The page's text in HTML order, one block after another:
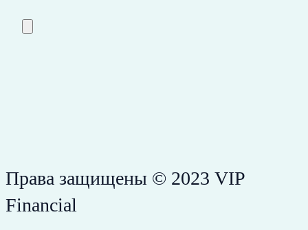
Права защищены © 2023 VIP
Financial